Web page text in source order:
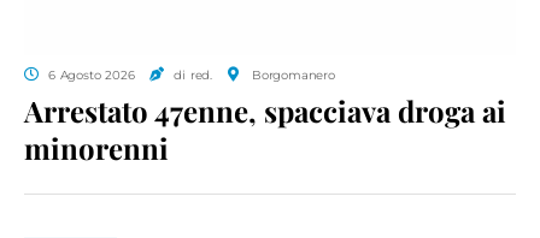
6 Agosto 2026 di red. Borgomanero
Arrestato 47enne, spacciava droga ai
minorenni